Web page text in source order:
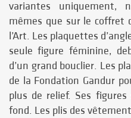
variantes uniquement,
mêmes que sur le coffret
l’Art. Les plaquettes
seule figure féminine,
d’un grand bouclier. Les
de la Fondation Gandur
plus de relief. Ses
fond. Les plis des